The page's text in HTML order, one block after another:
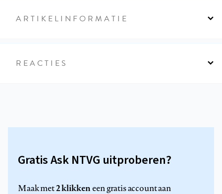
ARTIKELINFORMATIE
REACTIES
Gratis Ask NTVG uitproberen?
Maak met2 klikkeneen gratis account aan